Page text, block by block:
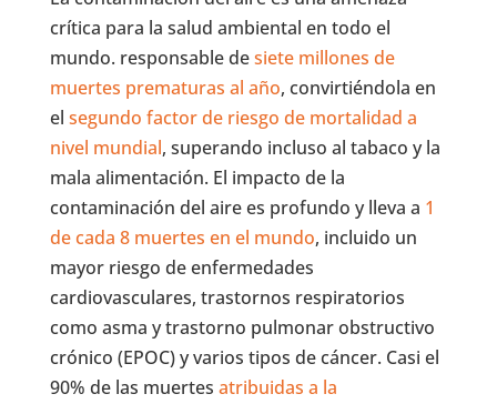
crítica para la salud ambiental en todo el
mundo. responsable desiete millones de
muertes prematuras al año, convirtiéndola en
el segundo factor de riesgo de mortalidad a
nivel mundial, superando incluso al tabaco y la
mala alimentación. El impacto de la
contaminación del aire es profundo y lleva a 1
de cada 8 muertes en el mundo, incluido un
mayor riesgo de enfermedades
cardiovasculares, trastornos respiratorios
como asma y trastorno pulmonar obstructivo
crónico (EPOC) y varios tipos de cáncer. Casi el
90% de las muertes atribuidas a la